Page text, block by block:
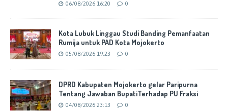
06/08/2026 16:20 0
Kota Lubuk Linggau Studi Banding Pemanfaatan
Rumija untuk PAD Kota Mojokerto
05/08/2026 19:23 0
DPRD Kabupaten Mojokerto gelar Paripurna
Tentang Jawaban BupatiTerhadap PU Fraksi
04/08/2026 23:13 0